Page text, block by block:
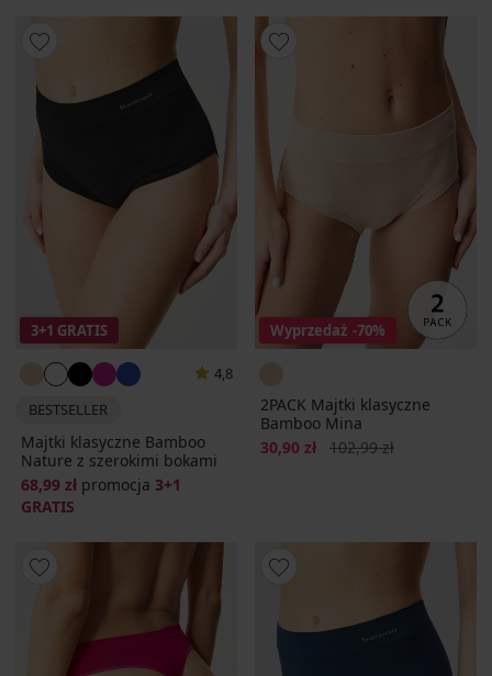
3+1 GRATIS
4,8
BESTSELLER
Majtki klasyczne Bamboo
Nature z szerokimi bokami
68,99 zł promocja 3+1
GRATIS
Wyprzedaż -70%
2PACK Majtki klasyczne
Bamboo Mina
Zniżka
30,90 zł Pierwotna cena
102,99 zł